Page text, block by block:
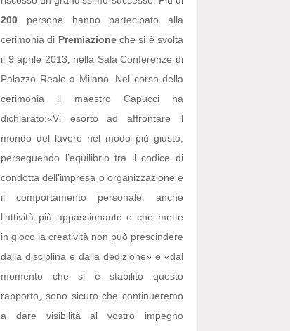
200 persone hanno partecipato alla
cerimonia di Premiazioneche si è svolta
il 9 aprile 2013, nella Sala Conferenze di
Palazzo Reale a Milano. Nel corso della
cerimonia il maestro Capucci ha
dichiarato:«Vi esorto ad affrontare il
mondo del lavoro nel modo più giusto,
perseguendo l’equilibrio tra il codice di
condotta dell’impresa o organizzazione e
il comportamento personale: anche
l’attività più appassionante e che mette
in gioco la creatività non può prescindere
dalla disciplina e dalla dedizione» e «dal
momento che si è stabilito questo
rapporto, sono sicuro che continueremo
a dare visibilità al vostro impegno